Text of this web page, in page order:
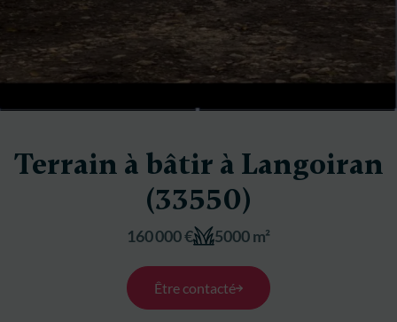
Terrain à bâtir à Langoiran
(33550)
160 000 € 5000 m²
Être contacté